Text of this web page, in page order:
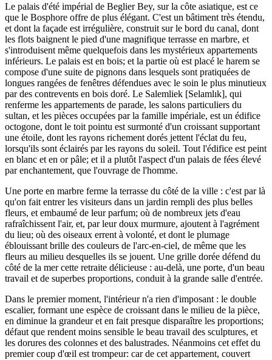
Le palais d'été impérial de Beglier Bey, sur la côte asiatique, est ce
que le Bosphore offre de plus élégant. C'est un bâtiment très étendu,
et dont la façade est irrégulière, construit sur le bord du canal, dont
les flots baignent le pied d'une magnifique terrasse en marbre, et
s'introduisent même quelquefois dans les mystérieux appartements
inférieurs. Le palais est en bois; et la partie où est placé le harem se
compose d'une suite de pignons dans lesquels sont pratiquées de
longues rangées de fenêtres défendues avec le soin le plus minutieux
par des contrevents en bois doré. Le Salemliek [Selamlık], qui
renferme les appartements de parade, les salons particuliers du
sultan, et les pièces occupées par la famille impériale, est un édifice
octogone, dont le toit pointu est surmonté d'un croissant supportant
une étoile, dont les rayons richement dorés jettent l'éclat du feu,
lorsqu'ils sont éclairés par les rayons du soleil. Tout l'édifice est peint
en blanc et en or pâle; et il a plutôt l'aspect d'un palais de fées élevé
par enchantement, que l'ouvrage de l'homme.
Une porte en marbre ferme la terrasse du côté de la ville : c'est par là
qu'on fait entrer les visiteurs dans un jardin rempli des plus belles
fleurs, et embaumé de leur parfum; où de nombreux jets d'eau
rafraîchissent l'air, et, par leur doux murmure, ajoutent à l'agrément
du lieu; où des oiseaux errent à volonté, et dont le plumage
éblouissant brille des couleurs de l'arc-en-ciel, de même que les
fleurs au milieu desquelles ils se jouent. Une grille dorée défend du
côté de la mer cette retraite délicieuse : au-delà, une porte, d'un beau
travail et de superbes proportions, conduit à la grande salle d'entrée.
Dans le premier moment, l'intérieur n'a rien d'imposant : le double
escalier, formant une espèce de croissant dans le milieu de la pièce,
en diminue la grandeur et en fait presque disparaître les proportions;
défaut que rendent moins sensible le beau travail des sculptures, et
les dorures des colonnes et des balustrades. Néanmoins cet effet du
premier coup d'œil est trompeur: car de cet appartement, couvert